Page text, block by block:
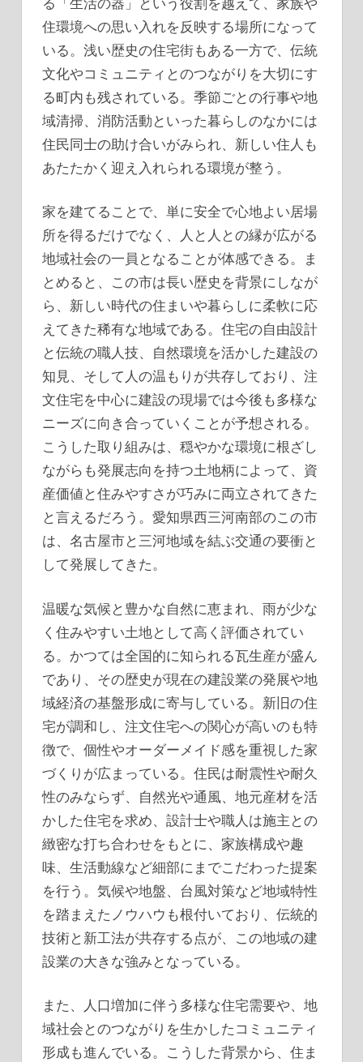
住環境への思い入れを反映する場所になって
いる。浅い歴史の住宅街もある一方で、伝統
文化やコミュニティとのつながりを大切にす
る町内も残されている。季節ごとの行事や地
域清掃、消防活動といった暮らしのなかには
住民同士の助け合いがみられ、新しい住人も
あたたかく迎え入れられる環境が整う。
家を建てることで、単に安全で心地よい居場
所を得るだけでなく、人と人との縁が広がる
地域社会の一員となることが体感できる。ま
とめると、この市は長い歴史を背景にしなが
ら、新しい時代の住まいや暮らしに柔軟に応
えてきた稀有な地域である。住宅の自由設計
と伝統の職人技、自然環境を活かした建設の
知見、そして人の温もりが共存しており、注
文住宅を中心に建設の現場では今後も多様な
ニーズに向き合っていくことが予想される。
こうした取り組みは、穏やかな環境に根ざし
ながらも発展志向を持つ土地柄によって、資
産価値と住みやすさが巧みに両立されてきた
と言えるだろう。愛知県西三河南部のこの市
は、名古屋市と三河地域を結ぶ交通の要衝と
して発展してきた。
温暖な気候と豊かな自然に恵まれ、雨が少な
く住みやすい土地として高く評価されてい
る。かつては全国的に知られる瓦生産が盛ん
であり、その歴史が現在の建設業の発展や地
域経済の基盤形成に寄与している。新旧の住
宅が調和し、注文住宅への関心が高いのも特
徴で、個性やオーダーメイド感を重視した家
づくりが広まっている。住民は耐震性や耐久
性のみならず、自然光や通風、地元産材を活
かした住宅を求め、設計士や職人は施主との
緻密な打ち合わせをもとに、家族構成や趣
味、生活動線など細部にまでこだわった提案
を行う。気候や地盤、台風対策など地域特性
を踏まえたノウハウも根付いており、伝統的
技術と新工法が共存する点が、この地域の建
設業の大きな強みとなっている。
また、人口増加に伴う多様な住宅需要や、地
域社会とのつながりを生かしたコミュニティ
形成も進んでいる。こうした背景から、住ま